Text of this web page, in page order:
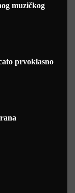
muzičkog
prvoklasno